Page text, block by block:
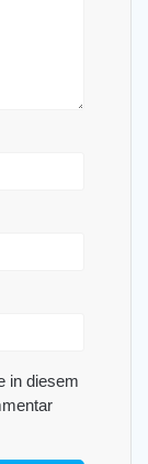
in diesem